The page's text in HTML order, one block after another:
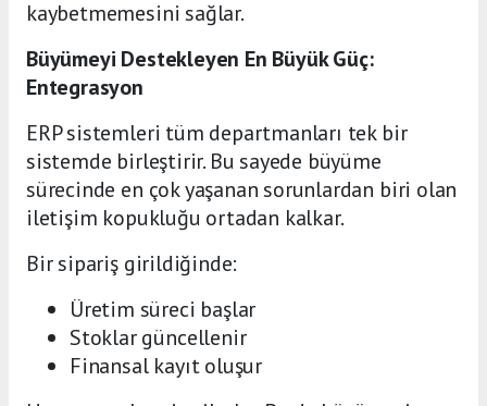
kaybetmemesini sağlar.
Büyümeyi Destekleyen En Büyük Güç:
Entegrasyon
ERP sistemleri tüm departmanları tek bir
sistemde birleştirir. Bu sayede büyüme
sürecinde en çok yaşanan sorunlardan biri olan
iletişim kopukluğu ortadan kalkar.
Bir sipariş girildiğinde:
Üretim süreci başlar
Stoklar güncellenir
Finansal kayıt oluşur